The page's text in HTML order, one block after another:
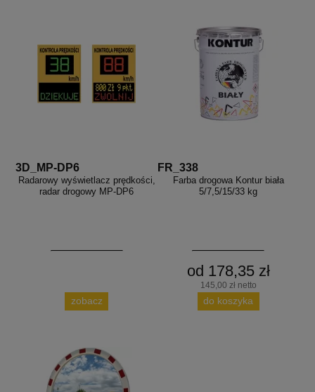
3D_MP-DP6
Radarowy wyświetlacz prędkości,
radar drogowy MP-DP6
zobacz
FR_338
Farba drogowa Kontur biała
5/7,5/15/33 kg
od 178,35 zł
145,00 zł netto
do koszyka